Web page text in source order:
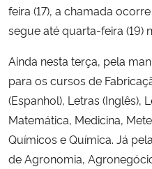
feira (17), a chamada
segue até quarta-feira (19)
Ainda nesta terça, pela
para os cursos de
(Espanhol), Letras (Inglês),
Matemática, Medicina,
Químicos e Química. Já
de Agronomia,